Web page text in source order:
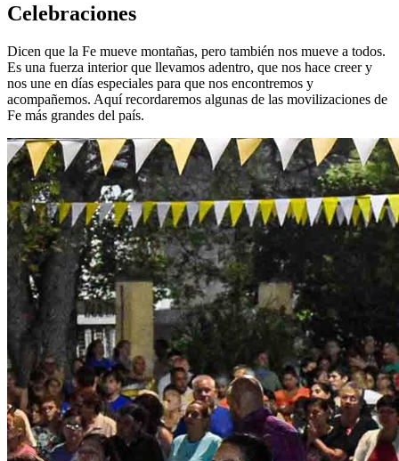
Celebraciones
Dicen que la Fe mueve montañas, pero también nos mueve a todos.
Es una fuerza interior que llevamos adentro, que nos hace creer y
nos une en días especiales para que nos encontremos y
acompañemos. Aquí recordaremos algunas de las movilizaciones de
Fe más grandes del país.